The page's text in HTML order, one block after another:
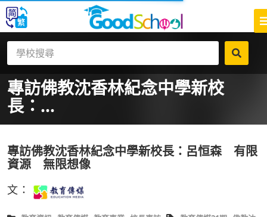
專訪佛教沈香林紀念中學新校
長：...
專訪佛教沈香林紀念中學新校長：呂恒森 有限
資源 無限想像
文：